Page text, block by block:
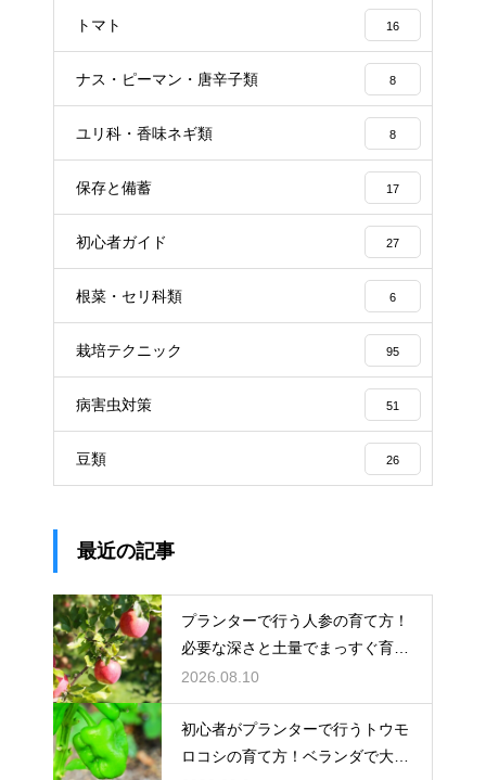
トマト 16
ナス・ピーマン・唐辛子類 8
ユリ科・香味ネギ類 8
保存と備蓄 17
初心者ガイド 27
根菜・セリ科類 6
栽培テクニック 95
病害虫対策 51
豆類 26
最近の記事
プランターで行う人参の育て方！
必要な深さと土量でまっすぐ育て
る
2026.08.10
初心者がプランターで行うトウモ
ロコシの育て方！ベランダで大豊